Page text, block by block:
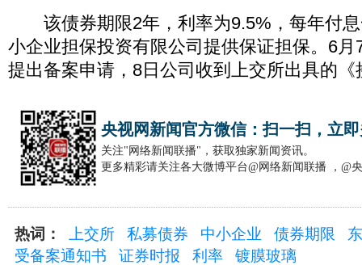
该债券期限2年，利率为9.5%，每年付息
小企业担保投资有限公司提供保证担保。6
提出备案申请，8日公司收到上交所出具的
央视网新闻官方微信：扫一扫，立
关注"网络新闻联播"，获取独家新闻资讯。
更多精彩请关注各大微博平台@网络新闻联播 ，@
热词： 上交所 私募债券 中小企业 债券期限
受备案通知书
证券时报 利率 镀膜玻璃